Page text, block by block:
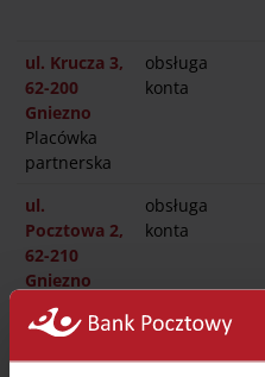
ul. Krucza 3,
62-200
Gniezno
Placówka
partnerska
obsługa
konta
ul.
Pocztowa 2,
62-210
Gniezno
Placówka
partnerska
obsługa
konta